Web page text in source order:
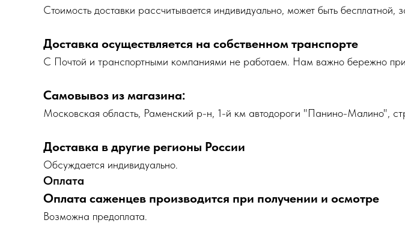
Cтоимость доставки рассчитывается индивидуально, может быть бесплатной,
Доставка осуществляется на собственном транспорте
С Почтой и транспортными компаниями не работаем. Нам важно бережно
Самовывоз из магазина:
Московская область, Раменский р-н, 1-й км автодороги "Панино-Малино",
Доставка в другие регионы России
Обсуждается индивидуально.
Оплата
Оплата саженцев производится при получении и осмотре
Возможна предоплата.